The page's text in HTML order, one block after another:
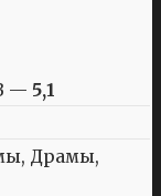
— 5,1
Драмы,